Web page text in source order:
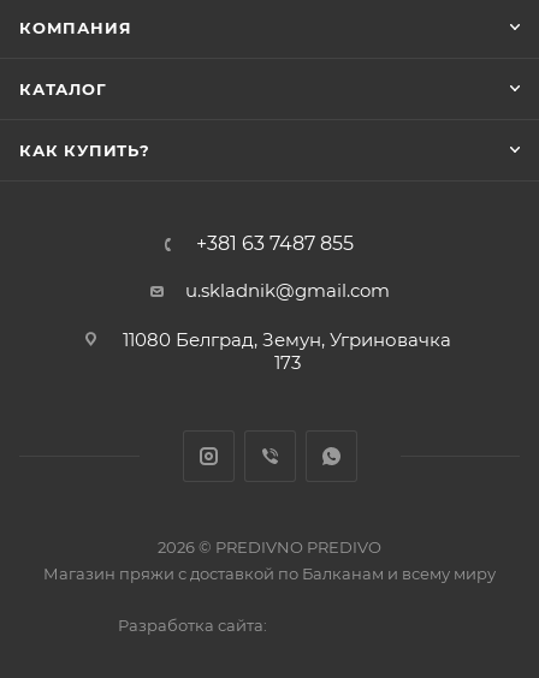
КОМПАНИЯ
КАТАЛОГ
КАК КУПИТЬ?
+381 63 7487 855
u.skladnik@gmail.com
11080 Белград, Земун, Угриновачка
173
2026 © PREDIVNO PREDIVO
Магазин пряжи с доставкой по Балканам и всему миру
Разработка сайта: